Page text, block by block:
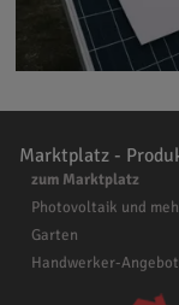
Marktplatz -
zum Marktplatz
Photovoltaik und
Garten
Handwerker-